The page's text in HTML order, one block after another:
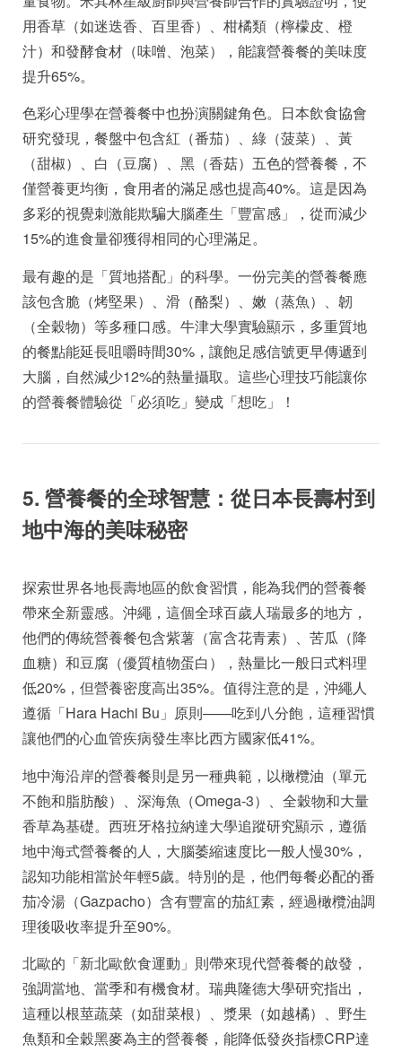
用香草（如迷迭香、百里香）、柑橘類（檸檬皮、橙
汁）和發酵食材（味噌、泡菜），能讓營養餐的美味度
提升65%。
色彩心理學在營養餐中也扮演關鍵角色。日本飲食協會
研究發現，餐盤中包含紅（番茄）、綠（菠菜）、黃
（甜椒）、白（豆腐）、黑（香菇）五色的營養餐，不
僅營養更均衡，食用者的滿足感也提高40%。這是因為
多彩的視覺刺激能欺騙大腦產生「豐富感」，從而減少
15%的進食量卻獲得相同的心理滿足。
最有趣的是「質地搭配」的科學。一份完美的營養餐應
該包含脆（烤堅果）、滑（酪梨）、嫩（蒸魚）、韌
（全穀物）等多種口感。牛津大學實驗顯示，多重質地
的餐點能延長咀嚼時間30%，讓飽足感信號更早傳遞到
大腦，自然減少12%的熱量攝取。這些心理技巧能讓你
的營養餐體驗從「必須吃」變成「想吃」！
5. 營養餐的全球智慧：從日本長壽村到
地中海的美味秘密
探索世界各地長壽地區的飲食習慣，能為我們的營養餐
帶來全新靈感。沖繩，這個全球百歲人瑞最多的地方，
他們的傳統營養餐包含紫薯（富含花青素）、苦瓜（降
血糖）和豆腐（優質植物蛋白），熱量比一般日式料理
低20%，但營養密度高出35%。值得注意的是，沖繩人
遵循「Hara Hachi Bu」原則——吃到八分飽，這種習慣
讓他們的心血管疾病發生率比西方國家低41%。
地中海沿岸的營養餐則是另一種典範，以橄欖油（單元
不飽和脂肪酸）、深海魚（Omega-3）、全穀物和大量
香草為基礎。西班牙格拉納達大學追蹤研究顯示，遵循
地中海式營養餐的人，大腦萎縮速度比一般人慢30%，
認知功能相當於年輕5歲。特別的是，他們每餐必配的番
茄冷湯（Gazpacho）含有豐富的茄紅素，經過橄欖油調
理後吸收率提升至90%。
北歐的「新北歐飲食運動」則帶來現代營養餐的啟發，
強調當地、當季和有機食材。瑞典隆德大學研究指出，
這種以根莖蔬菜（如甜菜根）、漿果（如越橘）、野生
魚類和全穀黑麥為主的營養餐，能降低發炎指標CRP達